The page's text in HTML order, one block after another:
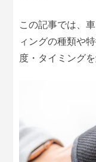
この記事では、
ィングの種類や
度・タイミング